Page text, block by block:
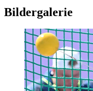
Bildergalerie